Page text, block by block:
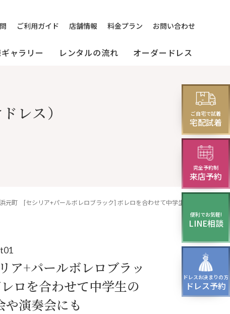
ご利用ガイド 店舗情報 料金プラン お問い合わせ
ス
ャラリー レンタルの流れ
[来店]
試着・レンタルの流れ
オーダードレス
セミオーダードレス
(セレクトプラン)
レス）
ア+パールボレロブラッ
ロを合わせて中学生の
や演奏会にも
ご自宅で試着
宅配試着
完全予約制
来店予約
便利でお気軽!
LINE相談
ドレスお決まりの方
ドレス予約